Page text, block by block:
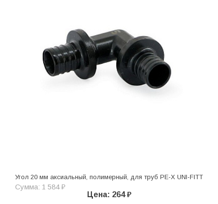
Угол 20 мм аксиальный, полимерный, для труб PE-X UNI-FITT
Сумма: 1 584 ₽
Цена: 264 ₽